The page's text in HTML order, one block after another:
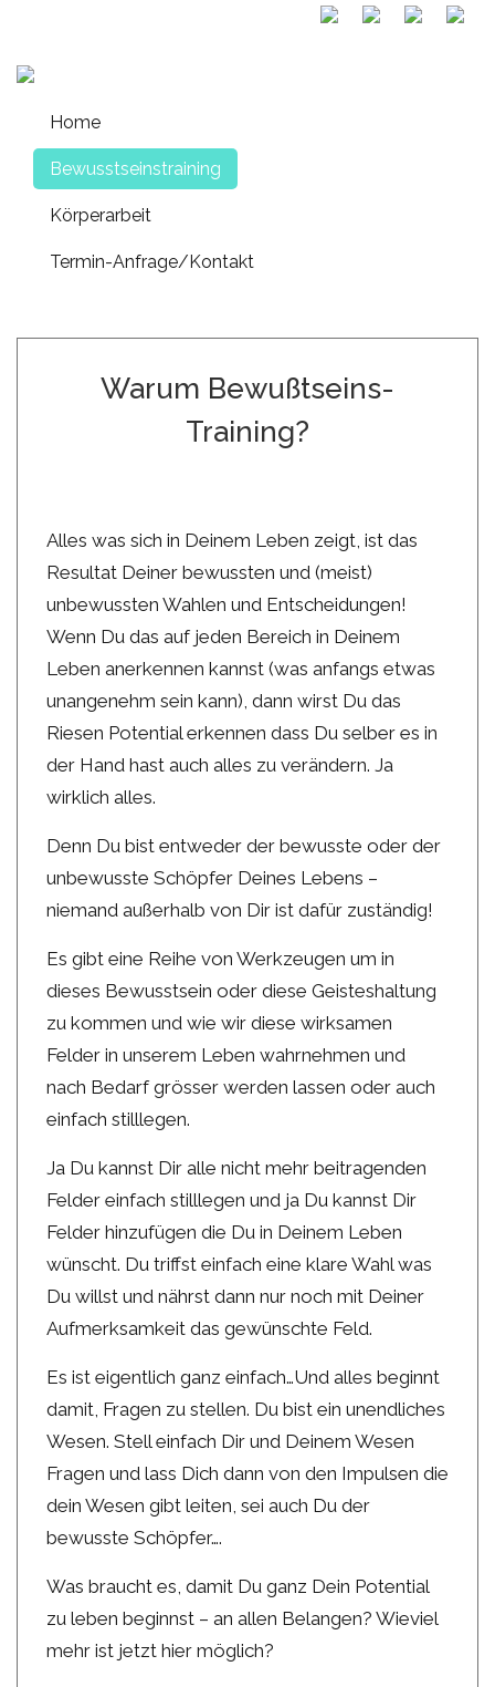
Home
Bewusstseinstraining
Körperarbeit
Termin-Anfrage/Kontakt
Warum Bewußtseins-
Training?
Alles was sich in Deinem Leben zeigt, ist das
Resultat Deiner bewussten und (meist)
unbewussten Wahlen und Entscheidungen!
Wenn Du das auf jeden Bereich in Deinem
Leben anerkennen kannst (was anfangs etwas
unangenehm sein kann), dann wirst Du das
Riesen Potential erkennen dass Du selber es in
der Hand hast auch alles zu verändern. Ja
wirklich alles.
Denn Du bist entweder der bewusste oder der
unbewusste Schöpfer Deines Lebens –
niemand außerhalb von Dir ist dafür zuständig!
Es gibt eine Reihe von Werkzeugen um in
dieses Bewusstsein oder diese Geisteshaltung
zu kommen und wie wir diese wirksamen
Felder in unserem Leben wahrnehmen und
nach Bedarf grösser werden lassen oder auch
einfach stilllegen.
Ja Du kannst Dir alle nicht mehr beitragenden
Felder einfach stilllegen und ja Du kannst Dir
Felder hinzufügen die Du in Deinem Leben
wünscht. Du triffst einfach eine klare Wahl was
Du willst und nährst dann nur noch mit Deiner
Aufmerksamkeit das gewünschte Feld.
Es ist eigentlich ganz einfach…Und alles beginnt
damit, Fragen zu stellen. Du bist ein unendliches
Wesen. Stell einfach Dir und Deinem Wesen
Fragen und lass Dich dann von den Impulsen die
dein Wesen gibt leiten, sei auch Du der
bewusste Schöpfer….
Was braucht es, damit Du ganz Dein Potential
zu leben beginnst – an allen Belangen? Wieviel
mehr ist jetzt hier möglich?